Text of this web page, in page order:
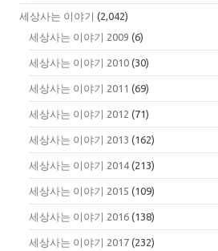
세상사는 이야기 (2,042)
세상사는 이야기 2009 (6)
세상사는 이야기 2010 (30)
세상사는 이야기 2011 (69)
세상사는 이야기 2012 (71)
세상사는 이야기 2013 (162)
세상사는 이야기 2014 (213)
세상사는 이야기 2015 (109)
세상사는 이야기 2016 (138)
세상사는 이야기 2017 (232)